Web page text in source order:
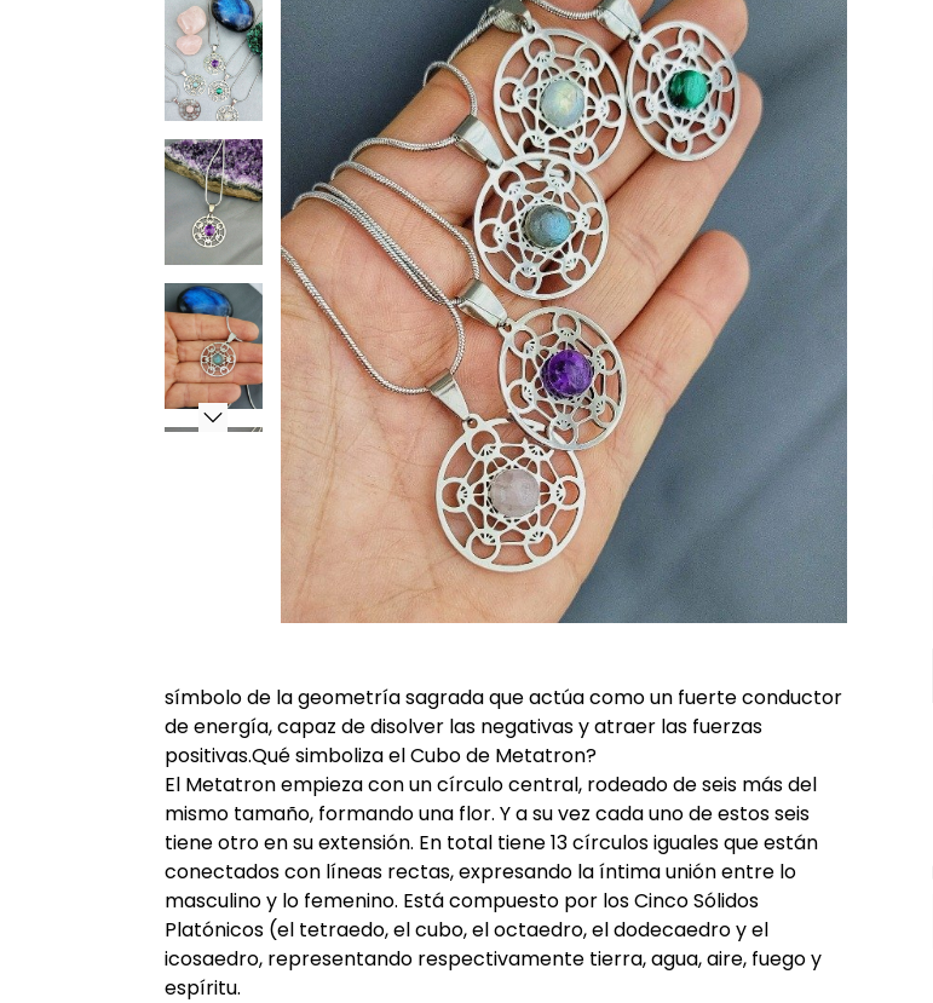
símbolo de la geometría sagrada que actúa como un fuerte conductor
de energía, capaz de disolver las negativas y atraer las fuerzas
positivas.Qué simboliza el Cubo de Metatron?
El Metatron empieza con un círculo central, rodeado de seis más del
mismo tamaño, formando una flor. Y a su vez cada uno de estos seis
tiene otro en su extensión. En total tiene 13 círculos iguales que están
conectados con líneas rectas, expresando la íntima unión entre lo
masculino y lo femenino. Está compuesto por los Cinco Sólidos
Platónicos (el tetraedo, el cubo, el octaedro, el dodecaedro y el
icosaedro, representando respectivamente tierra, agua, aire, fuego y
espíritu.